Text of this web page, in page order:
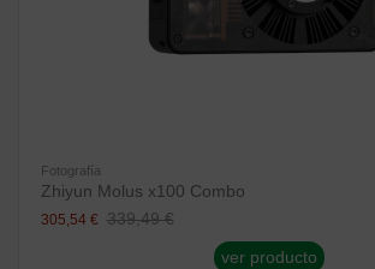
Fotografía
Zhiyun Molus x100 Combo
305,54 € 339,49 €
ver producto